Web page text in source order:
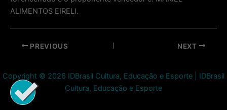
ALIMENTOS EIRELI.
Post
PREVIOUS NEXT
Copyright © 2026 IDBrasil Cultura, Educação e Esporte | IDBrasil
Cultura, Educação e Esporte